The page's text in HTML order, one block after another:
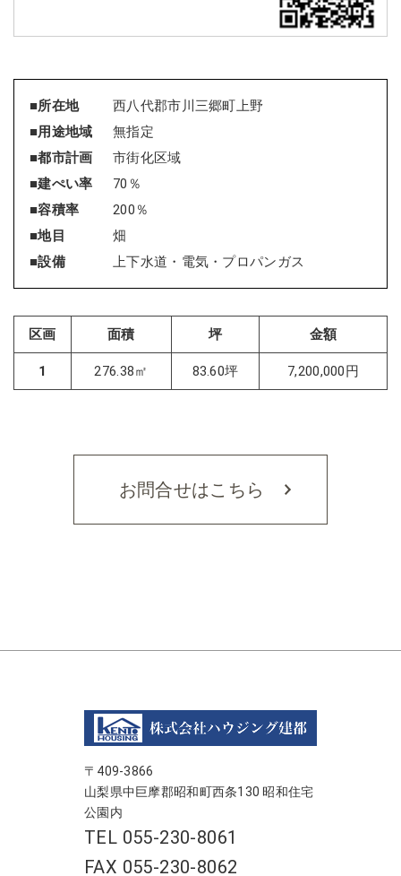
■所在地
西八代郡市川三郷町上野
■用途地域
無指定
■都市計画
市街化区域
■建ぺい率
70％
■容積率
200％
■地目
畑
■設備
上下水道・電気・プロパンガス
区画 面積 坪 金額
1 276.38㎡ 83.60坪 7,200,000円
お問合せはこちら
〒409-3866
山梨県中巨摩郡昭和町西条130 昭和住宅
公園内
TEL 055-230-8061
FAX 055-230-8062